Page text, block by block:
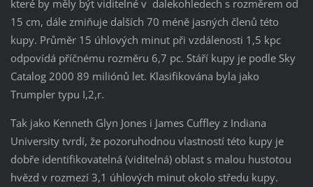
které by měly být viditelné v dalekohledech s rozměrem od
15 cm, dále zmiňuje dalších 70 méně jasných členů této
kupy. Průměr 15 úhlových minut při vzdálenosti 1,5 kpc
odpovídá příčnému rozměru 6,7 pc. Stáří kupy je podle Sky
Catalog 2000 89 miliónů let. Klasifikována byla jako
Trumpler typu I,2,r.
Tak jako Kenneth Glyn Jones i James Cuffley z Indiana
University tvrdí, že pozoruhodnou vlastností této kupy je
dobře identifikovatelná (viditelná) oblast s malou hustotou
hvězd v rozmezí 3,1 úhlových minut okolo středu kupy.